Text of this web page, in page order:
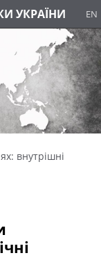
УКРАЇНИ EN
внутрішні